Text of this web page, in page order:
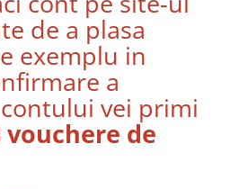
de a plasa
exemplu in
a
vei primi
de